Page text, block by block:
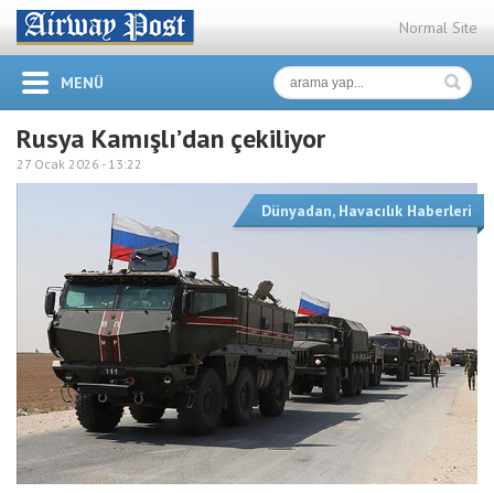
Normal Site
MENÜ
Rusya Kamışlı’dan çekiliyor
27 Ocak 2026 - 13:22
Dünyadan, Havacılık Haberleri